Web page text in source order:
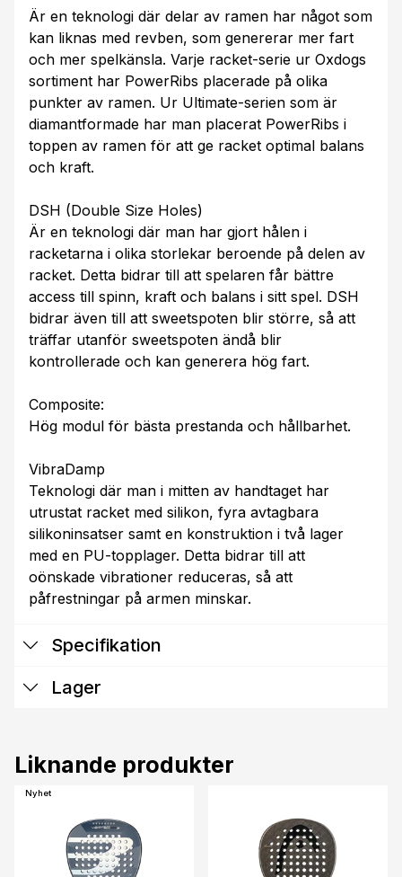
Är en teknologi där delar av ramen har något som
kan liknas med revben, som genererar mer fart
och mer spelkänsla. Varje racket-serie ur Oxdogs
sortiment har PowerRibs placerade på olika
punkter av ramen. Ur Ultimate-serien som är
diamantformade har man placerat PowerRibs i
toppen av ramen för att ge racket optimal balans
och kraft.
DSH (Double Size Holes)
Är en teknologi där man har gjort hålen i
racketarna i olika storlekar beroende på delen av
racket. Detta bidrar till att spelaren får bättre
access till spinn, kraft och balans i sitt spel. DSH
bidrar även till att sweetspoten blir större, så att
träffar utanför sweetspoten ändå blir
kontrollerade och kan generera hög fart.
Composite:
Hög modul för bästa prestanda och hållbarhet.
VibraDamp
Teknologi där man i mitten av handtaget har
utrustat racket med silikon, fyra avtagbara
silikoninsatser samt en konstruktion i två lager
med en PU-topplager. Detta bidrar till att
oönskade vibrationer reduceras, så att
påfrestningar på armen minskar.
Specifikation
Lager
Liknande produkter
Nyhet